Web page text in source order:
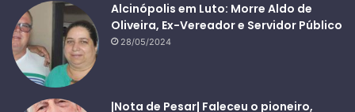
Alcinópolis em Luto: Morre Aldo de
Oliveira, Ex-Vereador e Servidor Público
28/05/2024
|Nota de Pesar| Faleceu o pioneiro,